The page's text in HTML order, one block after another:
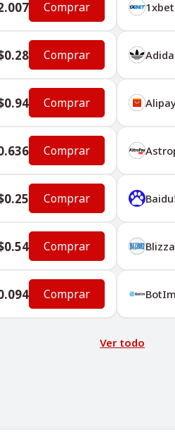
Comprar 1хbet
Comprar
Comprar
Comprar
Comprar Baidu
Comprar
Comprar BotIm
Ver todo